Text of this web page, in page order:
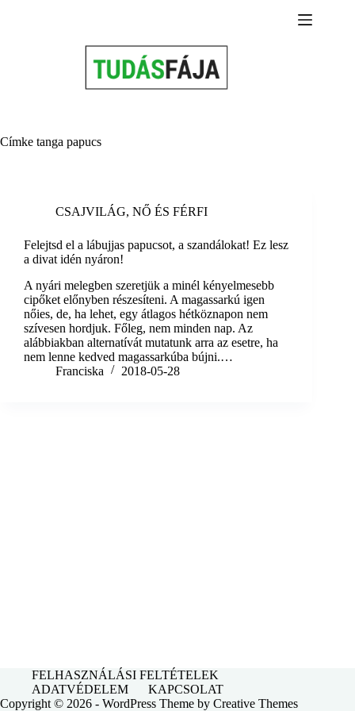
Címke tanga papucs
CSAJVILÁG, NŐ ÉS FÉRFI
Felejtsd el a lábujjas papucsot, a szandálokat! Ez lesz
a divat idén nyáron!
A nyári melegben szeretjük a minél kényelmesebb
cipőket előnyben részesíteni. A magassarkú igen
nőies, de, ha lehet, egy átlagos hétköznapon nem
szívesen hordjuk. Főleg, nem minden nap. Az
alábbiakban alternatívát mutatunk arra az esetre, ha
nem lenne kedved magassarkúba bújni.…
Franciska
2018-05-28
FELHASZNÁLÁSI FELTÉTELEK
ADATVÉDELEM
KAPCSOLAT
Copyright © 2026 - WordPress Theme by Creative Themes